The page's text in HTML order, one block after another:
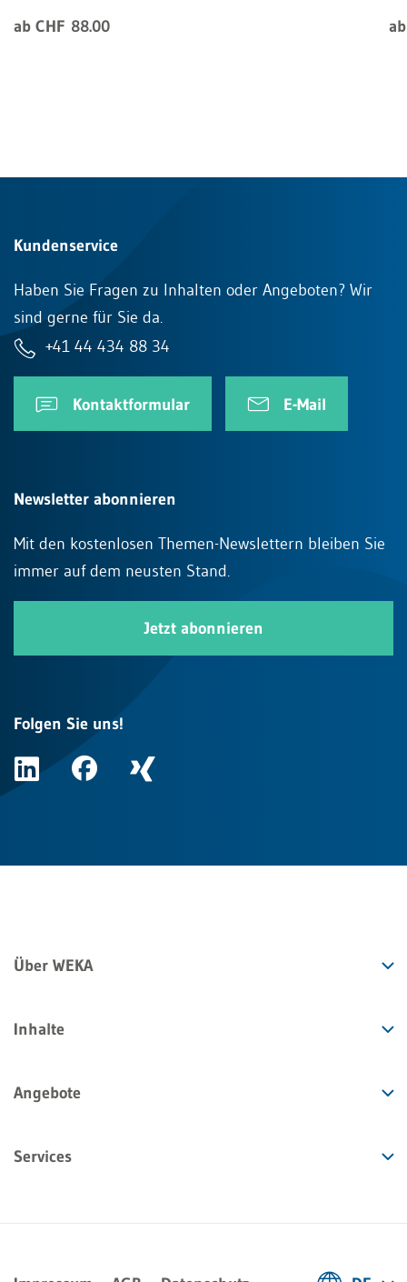
ab CHF 88.00
Kundenservice
Haben Sie Fragen zu Inhalten oder Angeboten? Wir
sind gerne für Sie da.
+41 44 434 88 34
Kontaktformular E-Mail
Newsletter abonnieren
Mit den kostenlosen Themen-Newslettern bleiben Sie
immer auf dem neusten Stand.
Jetzt abonnieren
Folgen Sie uns!
Über WEKA
Inhalte
Angebote
Services